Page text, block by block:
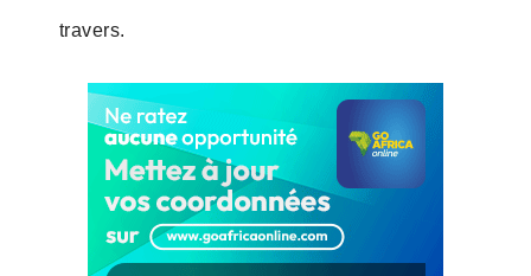
travers.